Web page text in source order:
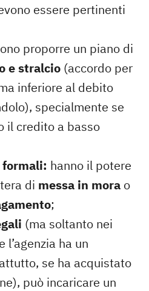
essere pertinenti
proporre un piano di
e stralcio (accordo per
inferiore al debito
specialmente se
il credito a basso
hanno il potere
di messa in mora o
;
(ma soltanto nei
l’agenzia ha un
se ha acquistato
può incaricare un